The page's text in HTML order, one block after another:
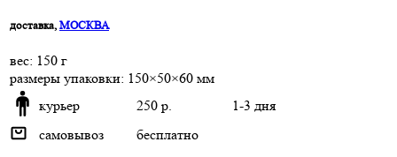
доставка, МОСКВА
веc: 150 г
размеры упаковки: 150×50×60 мм
курьер
250 р.
1-3 дня
самовывоз
бесплатно